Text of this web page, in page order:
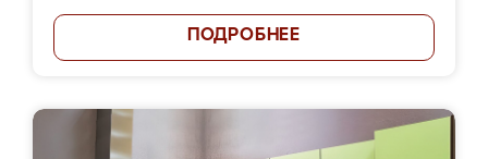
ПОДРОБНЕЕ